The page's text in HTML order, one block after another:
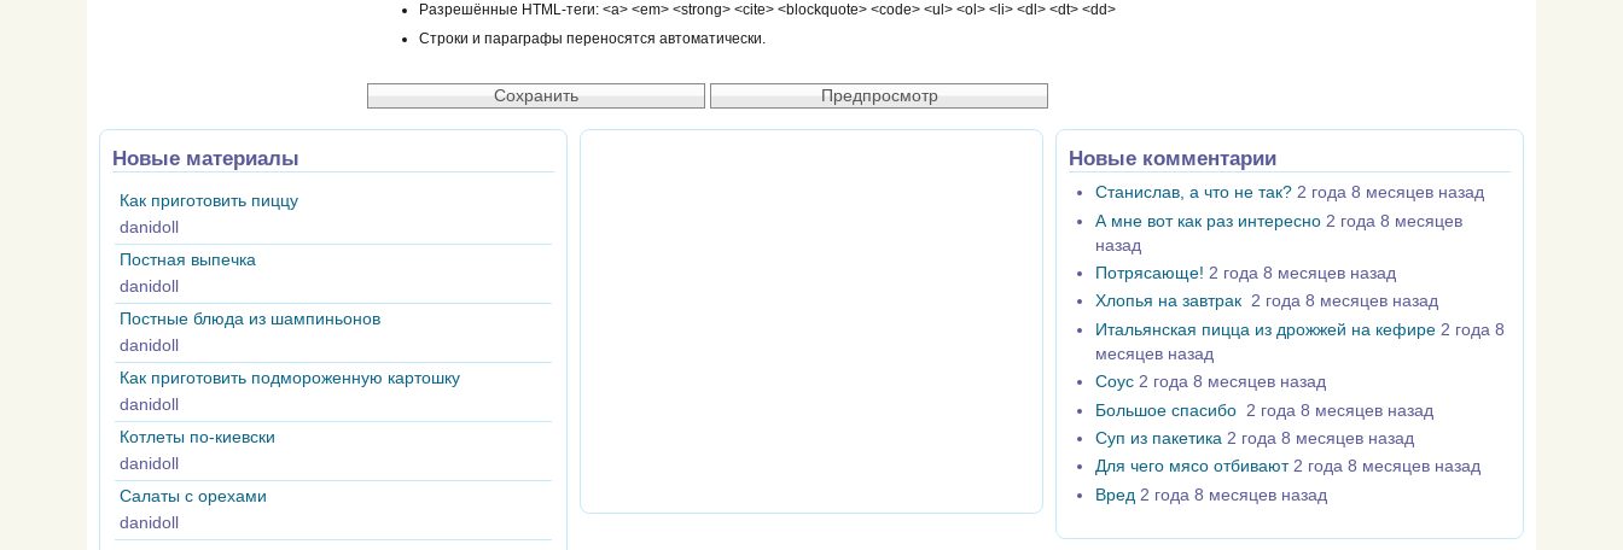
Разрешённые HTML-теги: <a> <em> <strong> <cite> <blockquote> <code> <ul> <ol> <li> <dl> <dt> <dd>
Строки и параграфы переносятся автоматически.
Новые материалы
Как приготовить пиццу
danidoll
Постная выпечка
danidoll
Постные блюда из шампиньонов
danidoll
Как приготовить подмороженную картошку
danidoll
Котлеты по-киевски
danidoll
Салаты с орехами
danidoll
Новые комментарии
Станислав, а что не так? 2 года 8 месяцев назад
А мне вот как раз интересно 2 года 8 месяцев
назад
Потрясающе! 2 года 8 месяцев назад
Хлопья на завтрак 2 года 8 месяцев назад
Итальянская пицца из дрожжей на кефире 2 года 8
месяцев назад
Соус 2 года 8 месяцев назад
Большое спасибо 2 года 8 месяцев назад
Суп из пакетика 2 года 8 месяцев назад
Для чего мясо отбивают 2 года 8 месяцев назад
Вред 2 года 8 месяцев назад